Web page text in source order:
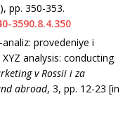
рр. 350-353.
3590.8.4.350
analiz: provedeniye i
analysis: conducting
v Rossii i za
abroad, 3, рр. 12-23 [in